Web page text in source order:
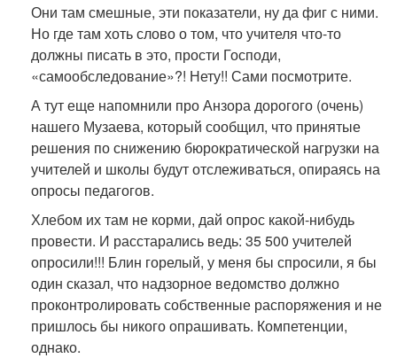
Они там смешные, эти показатели, ну да фиг с ними.
Но где там хоть слово о том, что учителя что-то
должны писать в это, прости Господи,
«самообследование»?! Нету!! Сами посмотрите.
А тут еще напомнили про Анзора дорогого (очень)
нашего Музаева, который сообщил, что принятые
решения по снижению бюрократической нагрузки на
учителей и школы будут отслеживаться, опираясь на
опросы педагогов.
Хлебом их там не корми, дай опрос какой-нибудь
провести. И расстарались ведь: 35 500 учителей
опросили!!! Блин горелый, у меня бы спросили, я бы
один сказал, что надзорное ведомство должно
проконтролировать собственные распоряжения и не
пришлось бы никого опрашивать. Компетенции,
однако.